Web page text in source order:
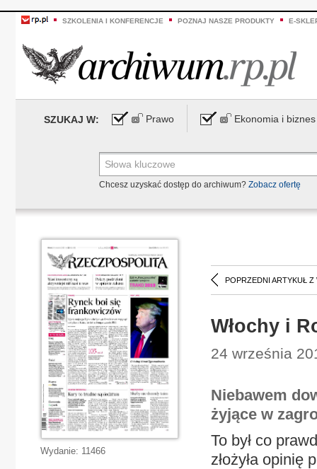
SZKOLENIA I KONFERENCJE POZNAJ NASZE PRODUKTY E-
SZUKAJ W: Prawo Ekonomia i biznes
Chcesz uzyskać dostęp do archiwum? Zobacz ofertę
POPRZEDNI ARTYKUŁ Z
Włochy i
24 września
Niebawem
żyjące w
To był co
złożyła opinię
Wydanie: 11466